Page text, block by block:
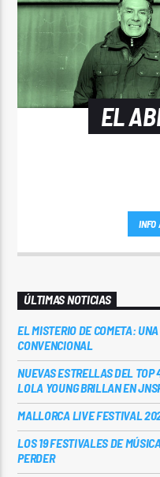
EL
INFO
ÚLTIMAS NOTICIAS
EL MISTERIO DE COMETA:
CONVENCIONAL
NUEVAS ESTRELLAS DEL
LOLA YOUNG BRILLAN EN
MALLORCA LIVE FESTIVAL
LOS 19 FESTIVALES DE
PERDER